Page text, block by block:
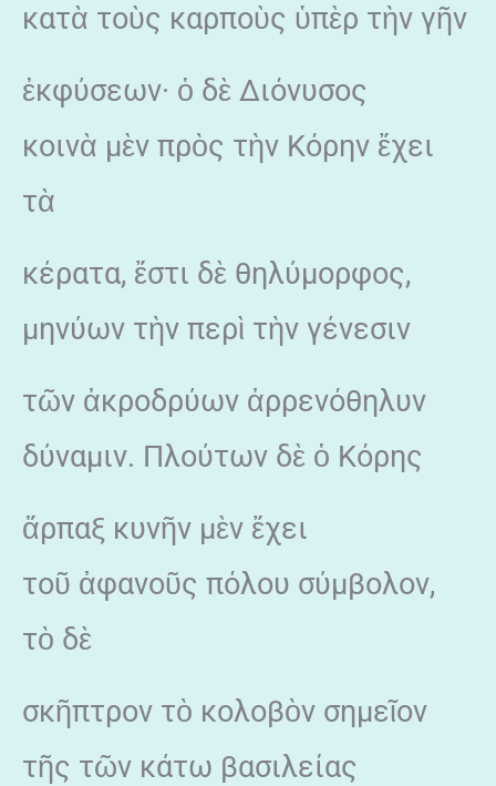
κατὰ τοὺς καρποὺς ὑπὲρ τὴν γῆν
ἐκφύσεων· ὁ δὲ Διόνυσος
κοινὰ μὲν πρὸς τὴν Κόρην ἔχει
τὰ
κέρατα, ἔστι δὲ θηλύμορφος,
μηνύων τὴν περὶ τὴν γένεσιν
τῶν ἀκροδρύων ἀρρενόθηλυν
δύναμιν. Πλούτων δὲ ὁ Κόρης
ἅρπαξ κυνῆν μὲν ἔχει
τοῦ ἀφανοῦς πόλου σύμβολον,
τὸ δὲ
σκῆπτρον τὸ κολοβὸν σημεῖον
τῆς τῶν κάτω βασιλείας